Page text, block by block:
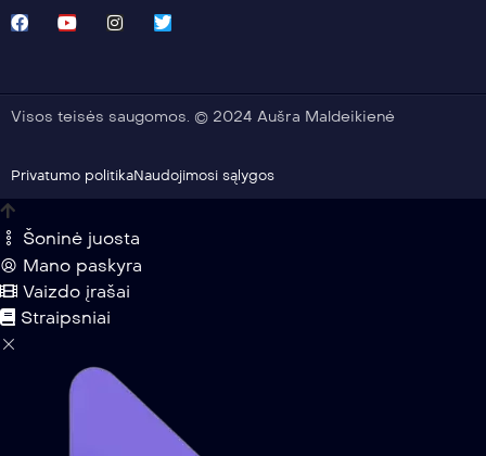
Visos teisės saugomos. © 2024 Aušra Maldeikienė
Privatumo politikaNaudojimosi sąlygos
Šoninė juosta
Mano paskyra
Vaizdo įrašai
Straipsniai